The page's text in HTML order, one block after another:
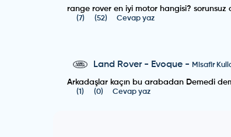
range rover en iyi motor hangisi? sorunsuz
(7) (52) Cevap yaz
Land Rover- Evoque - Misafir
Arkadaşlar kaçın bu arabadan Demedi
(1 ) (0) Cevap yaz